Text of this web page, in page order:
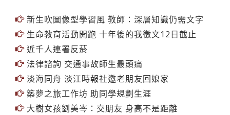
新生吹圖像型學習風 教師：深層知識仍需文字
生命教育活動開跑 十年後的我徵文12日截止
近千人連署反菸
法律諮詢 交通事故師生最頭痛
淡海同舟 淡江時報社邀老朋友回娘家
築夢之旅工作坊 助同學規劃生涯
大樹女孩劉美岑：交朋友 身高不是距離